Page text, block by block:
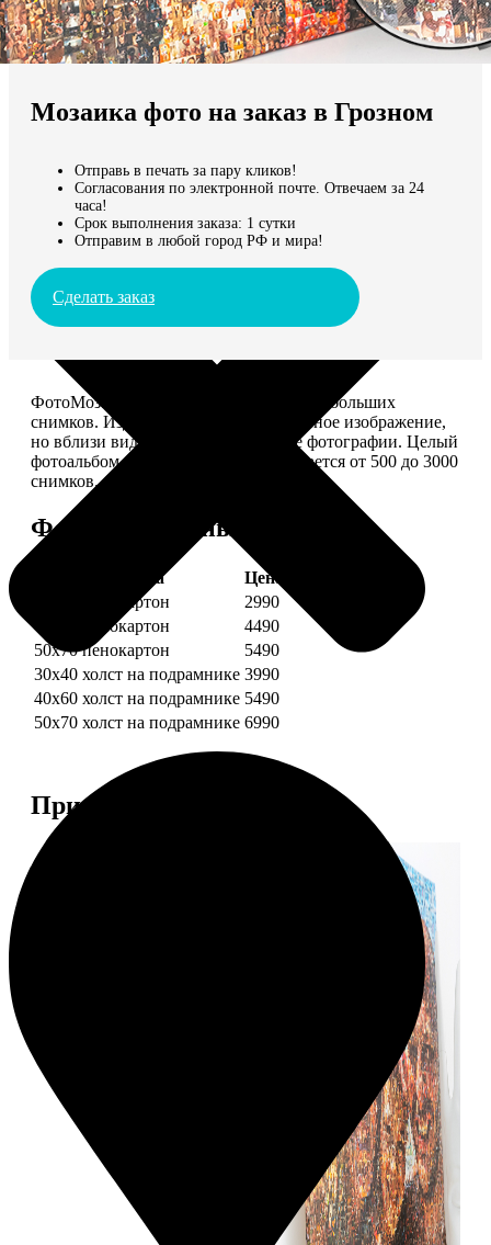
Мы доставляем по всему миру
Продолжить без города
Мозаика фото на заказ в Грозном
Отправь в печать за пару кликов!
Согласования по электронной почте. Отвечаем за 24
часа!
Срок выполнения заказа: 1 сутки
Отправим в любой город РФ и мира!
Сделать заказ
ФотоМозаика – это картина из сотен небольших
снимков. Издалека смотрится как единое изображение,
но вблизи видно, что это отдельные фотографии. Целый
фотоальбом в одной картине: помещается от 500 до 3000
снимков.
Форматы и цены
Услуга
Цена, руб.
30х40 пенокартон
2990
40х60 пенокартон
4490
50х70 пенокартон
5490
30х40 холст на подрамнике 3990
40х60 холст на подрамнике 5490
50х70 холст на подрамнике 6990
Примеры работ